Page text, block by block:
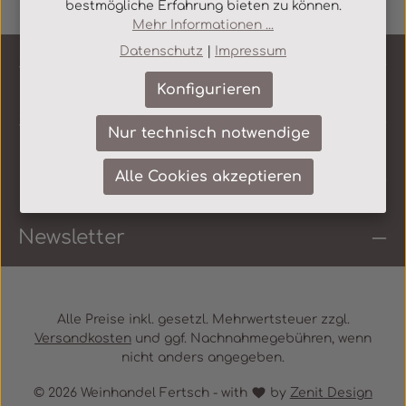
Service-Hotline
Shop Service
Informationen
Newsletter
© 2026 Weinhandel Fertsch - with by Zenit Design
Alle Preise inkl. gesetzl. Mehrwertsteuer zzgl.
Versandkosten und ggf. Nachnahmegebühren, wenn
nicht anders angegeben.
bestmögliche Erfahrung bieten zu können.
Mehr Informationen ...
Datenschutz
Impressum
Nur technisch notwendige
Konfigurieren
Alle Cookies akzeptieren